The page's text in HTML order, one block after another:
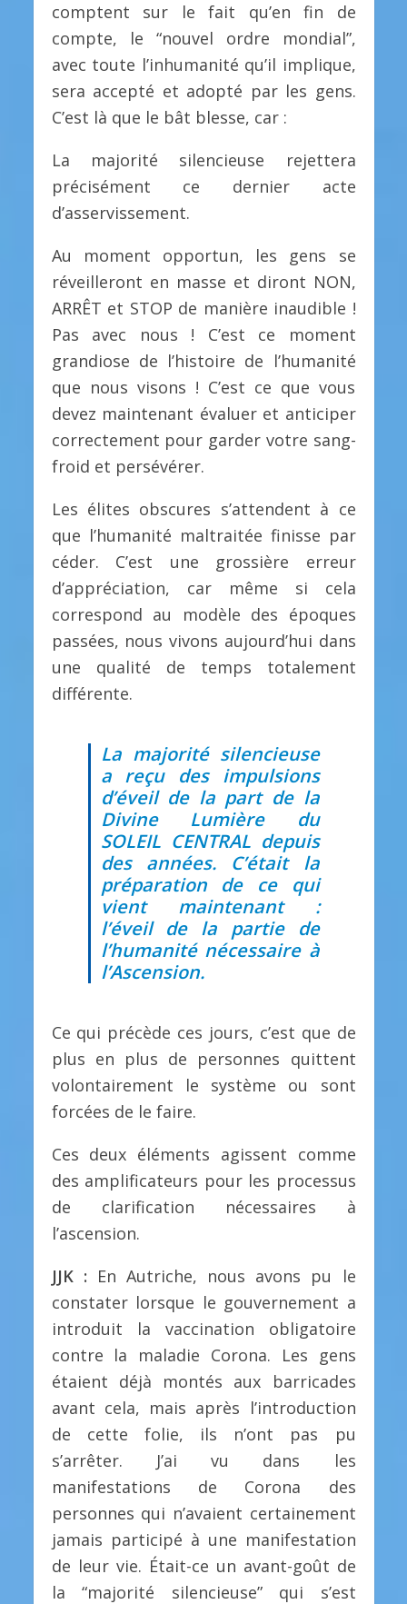
comptent sur le fait qu’en fin de
compte, le “nouvel ordre mondial”,
avec toute l’inhumanité qu’il implique,
sera accepté et adopté par les gens.
C’est là que le bât blesse, car :
La majorité silencieuse rejettera
précisément ce dernier acte
d’asservissement.
Au moment opportun, les gens se
réveilleront en masse et diront NON,
ARRÊT et STOP de manière inaudible !
Pas avec nous ! C’est ce moment
grandiose de l’histoire de l’humanité
que nous visons ! C’est ce que vous
devez maintenant évaluer et anticiper
correctement pour garder votre sang-
froid et persévérer.
Les élites obscures s’attendent à ce
que l’humanité maltraitée finisse par
céder. C’est une grossière erreur
d’appréciation, car même si cela
correspond au modèle des époques
passées, nous vivons aujourd’hui dans
une qualité de temps totalement
différente.
La majorité silencieuse
a reçu des impulsions
d’éveil de la part de la
Divine Lumière du
SOLEIL CENTRAL depuis
des années. C’était la
préparation de ce qui
vient maintenant :
l’éveil de la partie de
l’humanité nécessaire à
l’Ascension.
Ce qui précède ces jours, c’est que de
plus en plus de personnes quittent
volontairement le système ou sont
forcées de le faire.
Ces deux éléments agissent comme
des amplificateurs pour les processus
de clarification nécessaires à
l’ascension.
JJK : En Autriche, nous avons pu le
constater lorsque le gouvernement a
introduit la vaccination obligatoire
contre la maladie Corona. Les gens
étaient déjà montés aux barricades
avant cela, mais après l’introduction
de cette folie, ils n’ont pas pu
s’arrêter. J’ai vu dans les
manifestations de Corona des
personnes qui n’avaient certainement
jamais participé à une manifestation
de leur vie. Était-ce un avant-goût de
la “majorité silencieuse” qui s’est